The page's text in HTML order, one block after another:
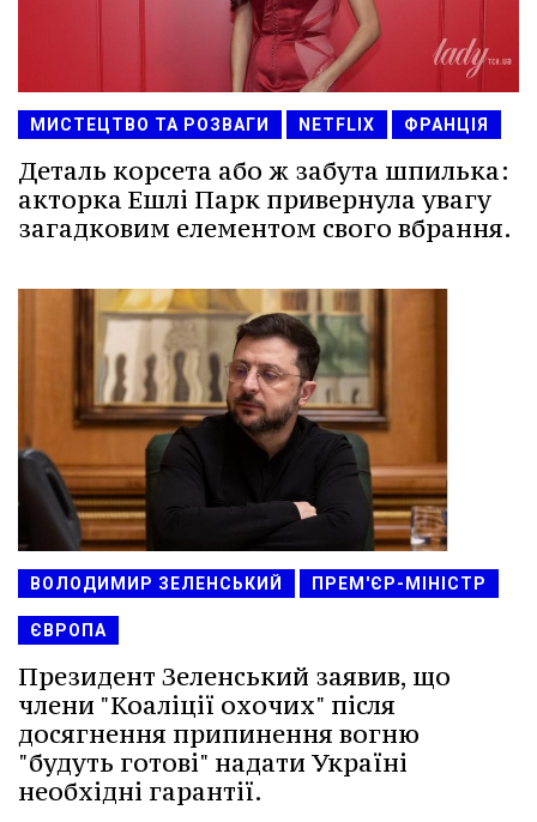
МИСТЕЦТВО ТА РОЗВАГИ NETFLIX ФРАНЦІЯ
Деталь корсета або ж забута шпилька:
акторка Ешлі Парк привернула увагу
загадковим елементом свого вбрання.
ВОЛОДИМИР ЗЕЛЕНСЬКИЙ ПРЕМ'ЄР-МІНІСТР
ЄВРОПА
Президент Зеленський заявив, що
члени "Коаліції охочих" після
досягнення припинення вогню
"будуть готові" надати Україні
необхідні гарантії.